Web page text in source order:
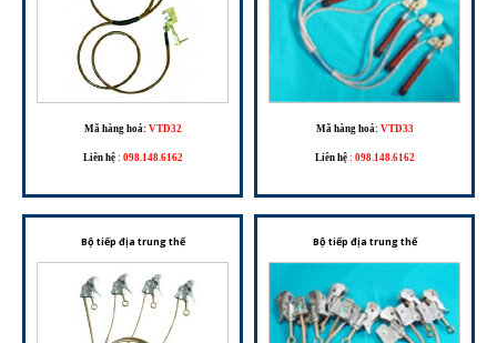
Mã hàng hoá: VTD32
Liên hệ : 098.148.6162
Mã hàng hoá: VTD33
Liên hệ : 098.148.6162
Bộ tiếp địa trung thế Bộ tiếp địa trung thế